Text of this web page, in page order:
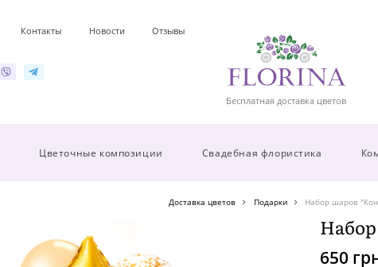
Контакты Новости Отзывы
Бесплатная доставка цветов
Цветочные композиции Свадебная флористика
Доставка цветов Подарки Набор шаров
650